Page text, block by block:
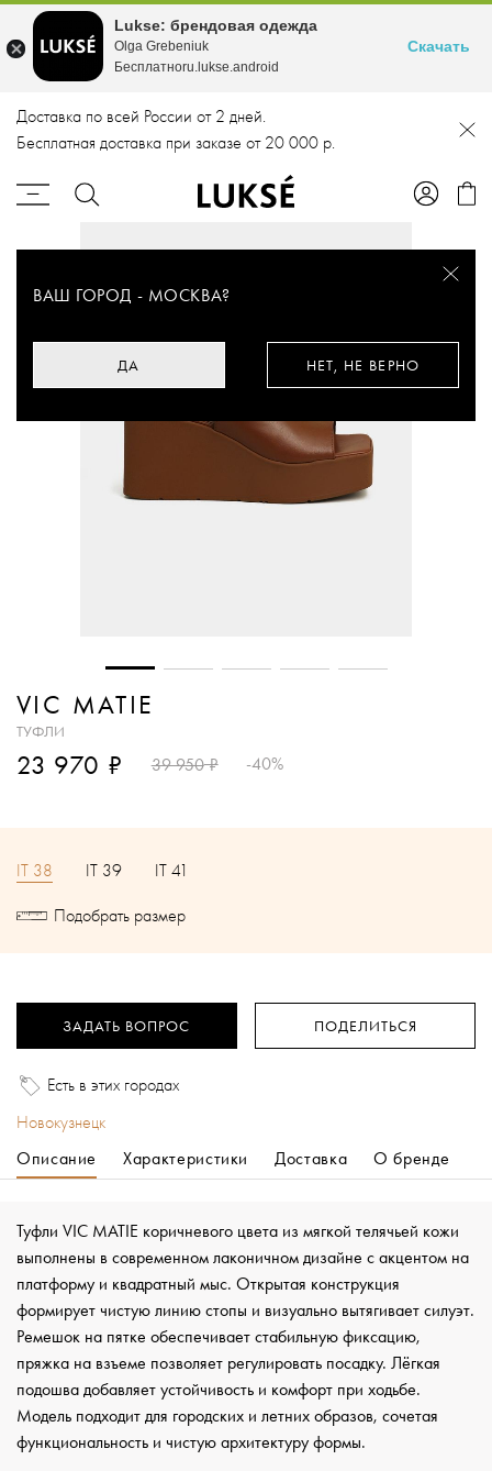
Доставка по всей России от 2 дней.
Бесплатная доставка при заказе от 20 000 р.
ВАШ ГОРОД - МОСКВА?
ДА НЕТ, НЕ ВЕРНО
VIC MATIE
ТУФЛИ
23 970 ₽ 39 950₽ -40%
IT 38 IT 39
IT 41
Подобрать размер
ЗАДАТЬ ВОПРОС ПОДЕЛИТЬСЯ
Есть в этих городах
Новокузнецк
Описание
Характеристики Доставка О бренде
Туфли VIC MATIE коричневого цвета из мягкой телячьей кожи
выполнены в современном лаконичном дизайне с акцентом на
платформу и квадратный мыс. Открытая конструкция
формирует чистую линию стопы и визуально вытягивает силуэт.
Ремешок на пятке обеспечивает стабильную фиксацию,
пряжка на взъеме позволяет регулировать посадку. Лёгкая
подошва добавляет устойчивость и комфорт при ходьбе.
Модель подходит для городских и летних образов, сочетая
функциональность и чистую архитектуру формы.
Lukse: брендовая одежда
Olga Grebeniuk
Бесплатноru.lukse.android
Скачать